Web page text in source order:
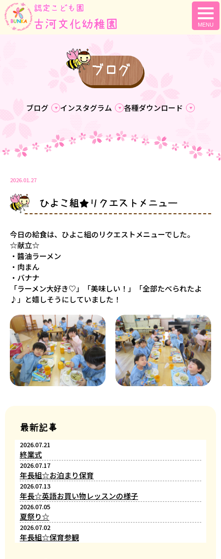
ブログ
ブログ インスタグラム 各種ダウンロード
2026.01.27
ひよこ組★リクエストメニュー
今日の給食は、ひよこ組のリクエストメニューでした。
☆献立☆
・醬油ラーメン
・肉まん
・バナナ
「ラーメン大好き♡」「美味しい！」「全部たべられたよ
♪」と嬉しそうにしていました！
最新記事
2026.07.21
終業式
2026.07.17
年長組☆お泊まり保育
2026.07.13
年長☆英語お買い物レッスンの様子
2026.07.05
夏祭り☆
2026.07.02
年長組☆保育参観